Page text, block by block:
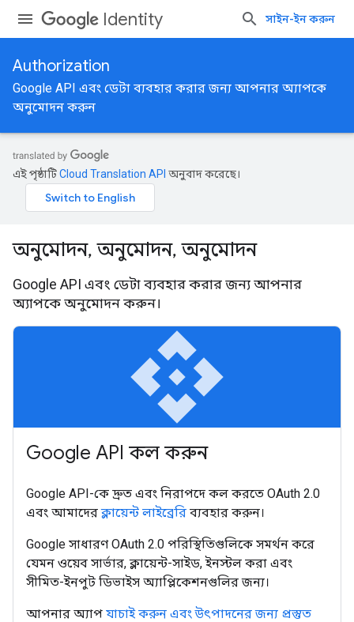
Identity সাইন-ইন করুন
Authorization
Google API এবং ডেটা ব্যবহার করার জন্য আপনার অ্যাপকে
অনুমোদন করুন
এই পৃষ্ঠাটিCloud Translation API অনুবাদ করেছে।
অনুমোদন, অনুমোদন, অনুমোদন
Google API এবং ডেটা ব্যবহার করার জন্য আপনার
অ্যাপকে অনুমোদন করুন।
api
Google API কল করুন
Google API-কে দ্রুত এবং নিরাপদে কল করতে OAuth 2.0
এবং আমাদেরক্লায়েন্ট লাইব্রেরি ব্যবহার করুন।
Google সাধারণ OAuth 2.0 পরিস্থিতিগুলিকে সমর্থন করে
যেমন ওয়েব সার্ভার, ক্লায়েন্ট-সাইড, ইনস্টল করা এবং
সীমিত-ইনপুট ডিভাইস অ্যাপ্লিকেশনগুলির জন্য।
আপনার অ্যাপ যাচাই করুন এবং উৎপাদনের জন্য প্রস্তুত